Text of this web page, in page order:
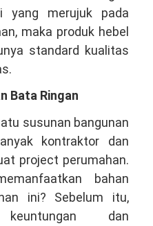
yang merujuk pada
maka produk hebel
standard kualitas
Bata Ringan
susunan bangunan
kontraktor dan
project perumahan.
bahan
ini? Sebelum itu,
dan